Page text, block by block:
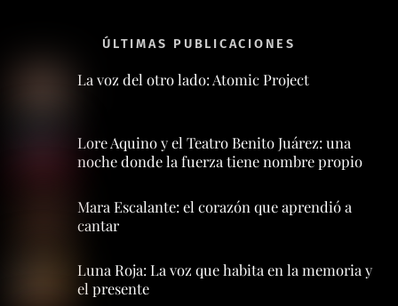
ÚLTIMAS PUBLICACIONES
La voz del otro lado: Atomic Project
Lore Aquino y el Teatro Benito Juárez: una
noche donde la fuerza tiene nombre propio
Mara Escalante: el corazón que aprendió a
cantar
Luna Roja: La voz que habita en la memoria y
el presente